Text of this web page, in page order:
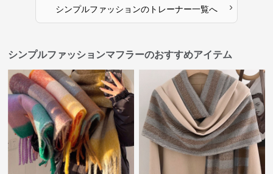
シンプルファッションのトレーナー一覧へ ›
シンプルファッションマフラーのおすすめアイテム